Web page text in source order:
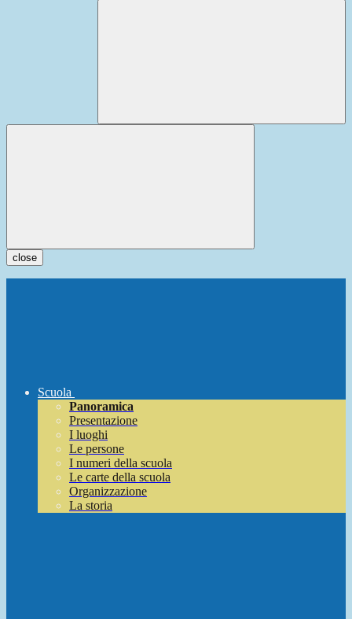
close
Scuola
Panoramica
Presentazione
I luoghi
Le persone
I numeri della scuola
Le carte della scuola
Organizzazione
La storia